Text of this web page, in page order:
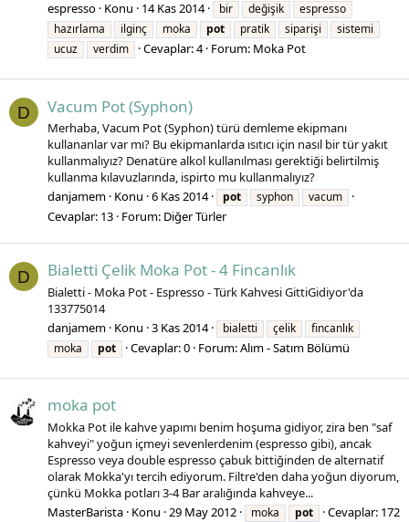
espresso Konu 14 Kas 2014 bir değişik
espresso
hazırlama
ilginç moka pot pratik siparişi
sistemi
ucuz
verdim Cevaplar: 4 Forum: Moka Pot
D Vacum Pot (Syphon)
Merhaba, Vacum Pot (Syphon) türü demleme ekipmanı
kullananlar var mı? Bu ekipmanlarda ısıtıcı için nasıl bir tür yakıt
kullanmalıyız? Denatüre alkol kullanılması gerektiği belirtilmiş
kullanma kılavuzlarında, ispirto mu kullanmalıyız?
danjamem Konu 6 Kas 2014 pot syphon vacum
Cevaplar: 13 Forum: Diğer Türler
D Bialetti Çelik Moka Pot - 4 Fincanlık
Bialetti - Moka Pot - Espresso - Türk Kahvesi GittiGidiyor'da
133775014
danjamem Konu 3 Kas 2014 bialetti çelik
fincanlık
moka
pot Cevaplar: 0 Forum:Alım - Satım Bölümü
moka pot
Mokka Pot ile kahve yapımı benim hoşuma gidiyor, zira ben "saf
kahveyi" yoğun içmeyi sevenlerdenim (espresso gibi), ancak
Espresso veya double espresso çabuk bittiğinden de alternatif
olarak Mokka'yı tercih ediyorum. Filtre'den daha yoğun diyorum,
çünkü Mokka potları 3-4 Bar aralığında kahveye...
MasterBarista Konu 29 May 2012 moka pot
Cevaplar: 172